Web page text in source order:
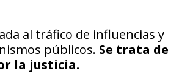
al tráfico de influencias y
públicos. Se trata de
la justicia.